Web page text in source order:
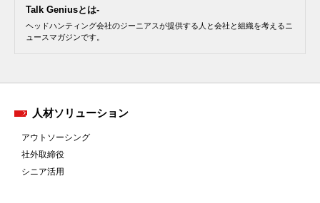
Talk Geniusとは-
ヘッドハンティング会社のジーニアスが提供する人と会社と組織を考えるニ
ュースマガジンです。
人材ソリューション
アウトソーシング
社外取締役
シニア活用